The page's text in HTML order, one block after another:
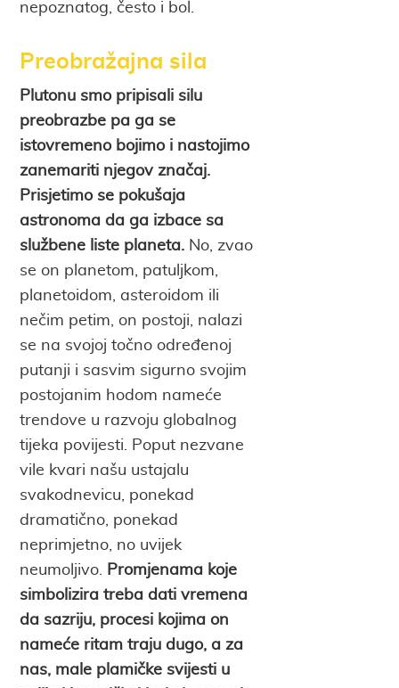
nepoznatog, često i bol.
Preobražajna sila
Plutonu smo pripisali silu
preobrazbe pa ga se
istovremeno bojimo i nastojimo
zanemariti njegov značaj.
Prisjetimo se pokušaja
astronoma da ga izbace sa
službene liste planeta. No, zvao
se on planetom, patuljkom,
planetoidom, asteroidom ili
nečim petim, on postoji, nalazi
se na svojoj točno određenoj
putanji i sasvim sigurno svojim
postojanim hodom nameće
trendove u razvoju globalnog
tijeka povijesti. Poput nezvane
vile kvari našu ustajalu
svakodnevicu, ponekad
dramatično, ponekad
neprimjetno, no uvijek
neumoljivo. Promjenama koje
simbolizira treba dati vremena
da sazriju, procesi kojima on
nameće ritam traju dugo, a za
nas, male plamičke svijesti u